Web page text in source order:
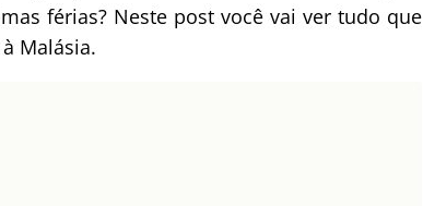
férias? Neste post você vai ver tudo que
Malásia.